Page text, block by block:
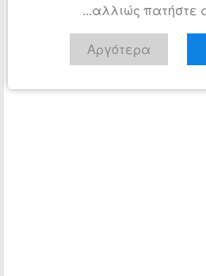
φάρδους 15 χλμ περιμετρικά του
που συμφώνησαν Πούτιν και
...αλλιώς πατήστε
Αργότερα